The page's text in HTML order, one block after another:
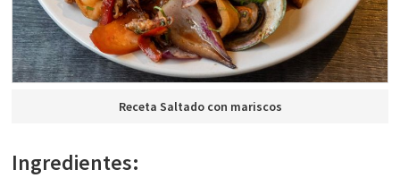
Receta Saltado con mariscos
Ingredientes: